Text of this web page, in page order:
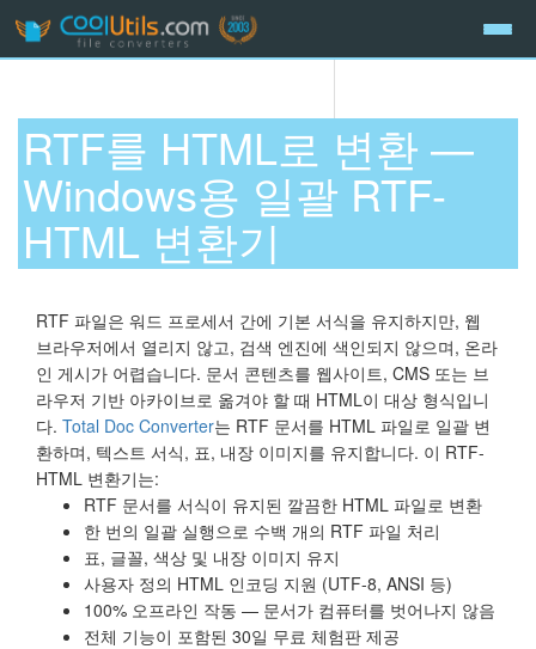
RTF를 HTML로 변환 —
Windows용 일괄 RTF-
HTML 변환기
RTF 파일은 워드 프로세서 간에 기본 서식을 유지하지만, 웹
브라우저에서 열리지 않고, 검색 엔진에 색인되지 않으며, 온라
인 게시가 어렵습니다. 문서 콘텐츠를 웹사이트, CMS 또는 브
라우저 기반 아카이브로 옮겨야 할 때 HTML이 대상 형식입니
다. Total Doc Converter는 RTF 문서를 HTML 파일로 일괄 변
환하며, 텍스트 서식, 표, 내장 이미지를 유지합니다. 이 RTF-
HTML 변환기는:
RTF 문서를 서식이 유지된 깔끔한 HTML 파일로 변환
한 번의 일괄 실행으로 수백 개의 RTF 파일 처리
표, 글꼴, 색상 및 내장 이미지 유지
사용자 정의 HTML 인코딩 지원 (UTF-8, ANSI 등)
100% 오프라인 작동 — 문서가 컴퓨터를 벗어나지 않음
전체 기능이 포함된 30일 무료 체험판 제공